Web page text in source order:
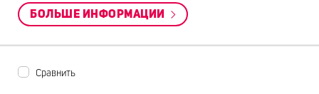
БОЛЬШЕ ИНФОРМАЦИИ
Сравнить